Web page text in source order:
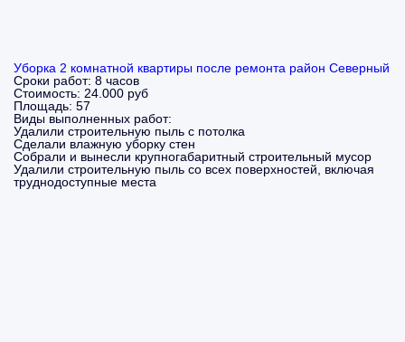
Уборка 2 комнатной квартиры после ремонта район Северный
Сроки работ: 8 часов
Стоимость: 24.000 руб
Площадь: 57
Виды выполненных работ:
Удалили строительную пыль с потолка
Сделали влажную уборку стен
Собрали и вынесли крупногабаритный строительный мусор
Удалили строительную пыль со всех поверхностей, включая
труднодоступные места